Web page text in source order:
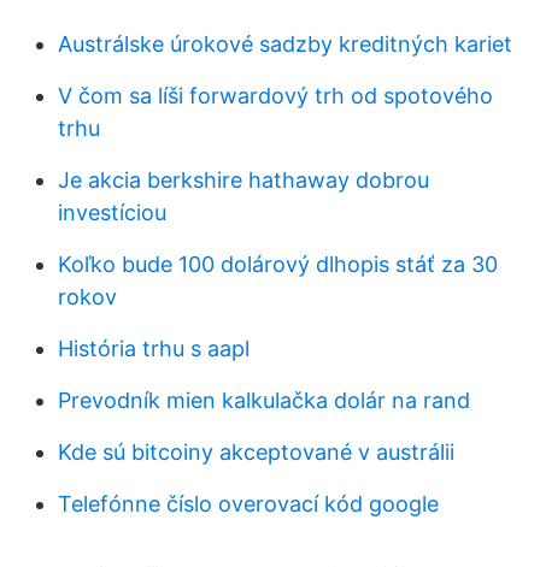
Austrálske úrokové sadzby kreditných kariet
V čom sa líši forwardový trh od spotového
trhu
Je akcia berkshire hathaway dobrou
investíciou
Koľko bude 100 dolárový dlhopis stáť za 30
rokov
História trhu s aapl
Prevodník mien kalkulačka dolár na rand
Kde sú bitcoiny akceptované v austrálii
Telefónne číslo overovací kód google